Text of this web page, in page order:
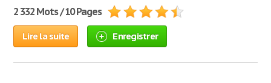
2 332 Mots / 10 Pages
Lire la suite Enregistrer